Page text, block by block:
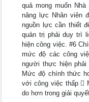
quả mong muốn
năng lực Nhân viên
nguồn lực cần thiết
quản trị phải duy trì
hiện công việc. #6
mức độ các công
người thực hiện
Mức độ chính thức
với công việc thấp 
do hơn trong giải